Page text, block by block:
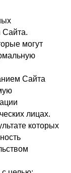
Сайта.
могут
Сайта
лицах.
которых